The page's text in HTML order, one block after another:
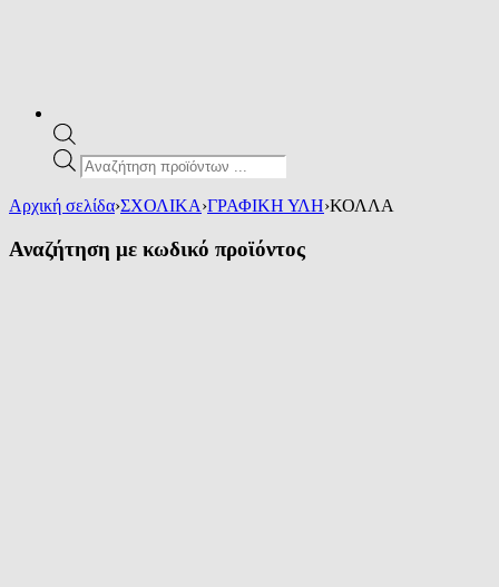
Products
search
Αρχική σελίδα›ΣΧΟΛΙΚΑ›ΓΡΑΦΙΚΗ ΥΛΗ›ΚΟΛΛΑ
Αναζήτηση με κωδικό προϊόντος